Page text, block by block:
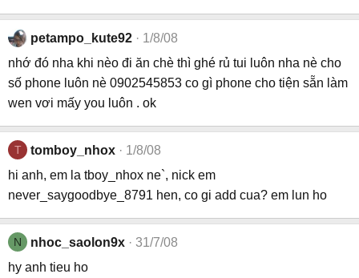
petampo_kute92
1/8/08
nhớ đó nha khi nèo đi ăn chè thì ghé rủ tui luôn nha nè cho
số phone luôn nè 0902545853 co gì phone cho tiện sẵn làm
wen vơi mấy you luôn . ok
T tomboy_nhox
1/8/08
hi anh, em la tboy_nhox ne`, nick em
never_saygoodbye_8791 hen, co gi add cua? em lun ho
N nhoc_saolon9x
31/7/08
hy anh tieu ho